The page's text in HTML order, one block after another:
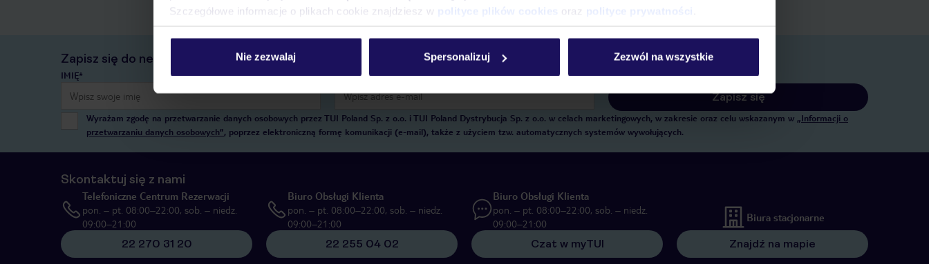
Szczegółowe informacje o plikach cookie znajdziesz w polityce plików cookies oraz polityce prywatności
Nie zezwalaj Spersonalizuj Zezwól na wszystkie
Zapisz się do newslettera
IMIĘ* E-MAIL*
Zapisz się
Wyrażam zgodę na przetwarzanie danych osobowych przez TUI Poland Sp. z o.o. i TUI Poland Dystrybucja Sp. z o.o. w celach marketingowych, w zakresie oraz celu wskazanym w „Informacji o
przetwarzaniu danych osobowych”, poprzez elektroniczną formę komunikacji (e-mail), także z użyciem tzw. automatycznych systemów wywołujących.
Skontaktuj się z nami
Telefoniczne Centrum Rezerwacji
pon. – pt. 08:00–22:00, sob. – niedz.
09:00–21:00
22 270 31 20
Biuro Obsługi Klienta
pon. – pt. 08:00–22:00, sob. – niedz.
09:00–21:00
22 255 04 02
Biuro Obsługi Klienta
pon. – pt. 08:00–22:00, sob. – niedz.
09:00–21:00
Czat w myTUI
Biura stacjonarne
Znajdź na mapie